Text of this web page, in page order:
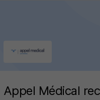
Appel Médical